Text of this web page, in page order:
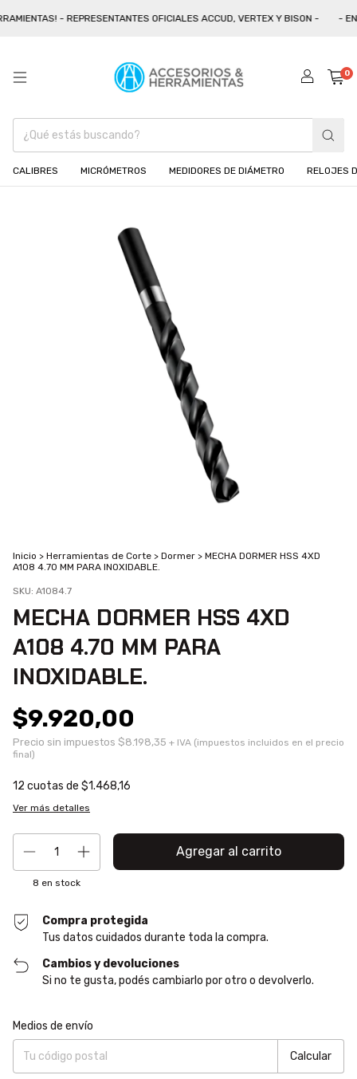
- REPRESENTANTES OFICIALES ACCUD, VERTEX Y BISON - -
0
CALIBRES MICRÓMETROS MEDIDORES DE DIÁMETRO RELOJES
Inicio > Herramientas de Corte > Dormer > MECHA DORMER HSS 4XD
A108 4.70 MM PARA INOXIDABLE.
SKU: A1084.7
MECHA DORMER HSS 4XD
A108 4.70 MM PARA
INOXIDABLE.
$9.920,00
Precio sin impuestos $8.198,35
12 cuotas de $1.468,16
Ver más detalles
8 en stock
Compra protegida
Tus datos cuidados durante toda la compra.
Cambios y devoluciones
Si no te gusta, podés cambiarlo por otro o devolverlo.
Entregas para el CP:
Medios de envío
Calcular